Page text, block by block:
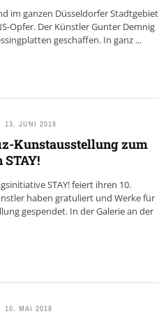
im ganzen Düsseldorfer Stadtgebiet
Opfer. Der Künstler Gunter Demnig
geschaffen. In ganz ...
13. JUNI 2018
Kunstausstellung zum
STAY!
STAY! feiert ihren 10.
haben gratuliert und Werke für
gespendet. In der Galerie an der
10. MAI 2018